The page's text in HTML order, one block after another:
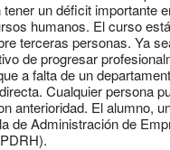
un déficit importante
humanos. El curso
terceras personas. Ya
de progresar
a falta de un
Cualquier persona
anterioridad. El alumno,
de Administración de